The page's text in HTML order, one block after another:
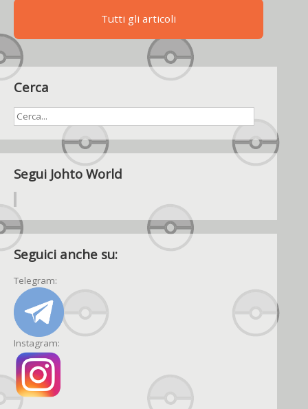
Tutti gli articoli
Cerca
Segui Johto World
Seguici anche su:
Telegram:
Instagram: